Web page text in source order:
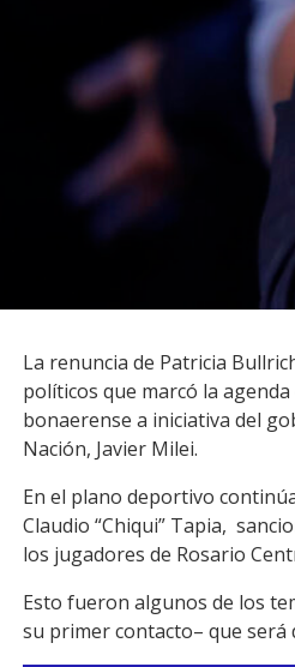
Facebook
WhatsApp
La renuncia de Patricia
políticos que marcó la
bonaerense a iniciativa del
Nación, Javier Milei.
En el plano deportivo
Claudio “Chiqui” Tapia,
los jugadores de Rosario
Esto fueron algunos de los
su primer contacto– que será